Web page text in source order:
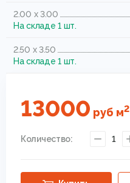
2.00 x 3.00
На складе 1 шт.
2.50 x 3.50
На складе 1 шт.
13000 руб м2
Количество: 1